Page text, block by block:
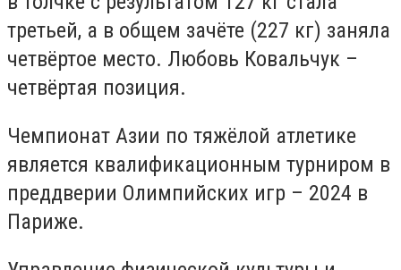
третьей, а в общем зачёте (227 кг) заняла
четвёртое место. Любовь Ковальчук –
четвёртая позиция.
Чемпионат Азии по тяжёлой атлетике
является квалификационным турниром в
преддверии Олимпийских игр – 2024 в
Париже.